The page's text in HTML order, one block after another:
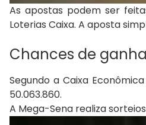
As apostas podem ser
Loterias Caixa. A aposta
Chances de
Segundo a Caixa
50.063.860.
A Mega-Sena realiza